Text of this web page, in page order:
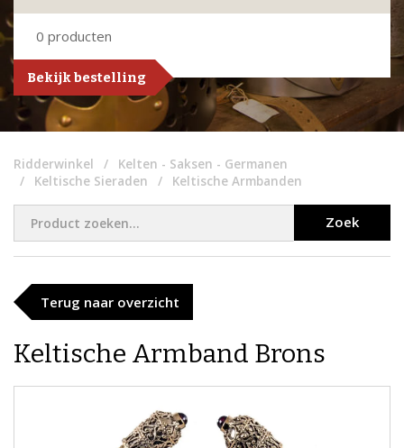
0 producten
Bekijk bestelling
Ridderwinkel
Kelten - Saksen - Germanen
Keltische Sieraden
Keltische Armbanden
Zoek
Terug naar overzicht
Keltische Armband Brons